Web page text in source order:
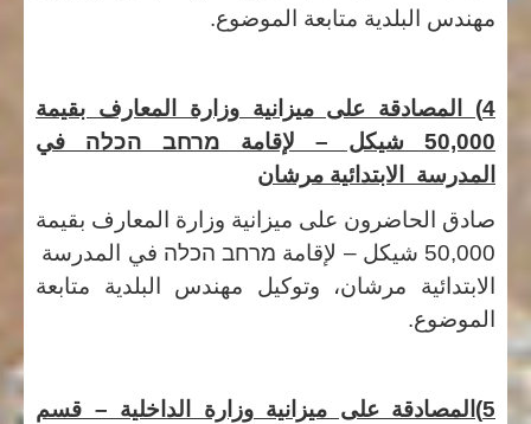
مهندس البلدية متابعة الموضوع.
4) المصادقة على ميزانية وزارة المعارف بقيمة
50,000 شيكل – لإقامة
מרחב הכלה في
المدرسة الابتدائية مرشان
صادق الحاضرون على ميزانية وزارة المعارف بقيمة
50,000 شيكل – لإقامة
מרחב הכלה في المدرسة
الابتدائية مرشان، وتوكيل مهندس البلدية متابعة
الموضوع.
5)المصادقة على ميزانية وزارة الداخلية – قسم